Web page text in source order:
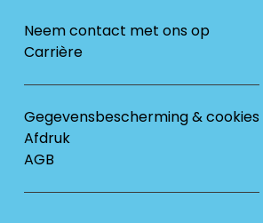
Neem contact met ons op
Carrière
Gegevensbescherming & cookies
Afdruk
AGB